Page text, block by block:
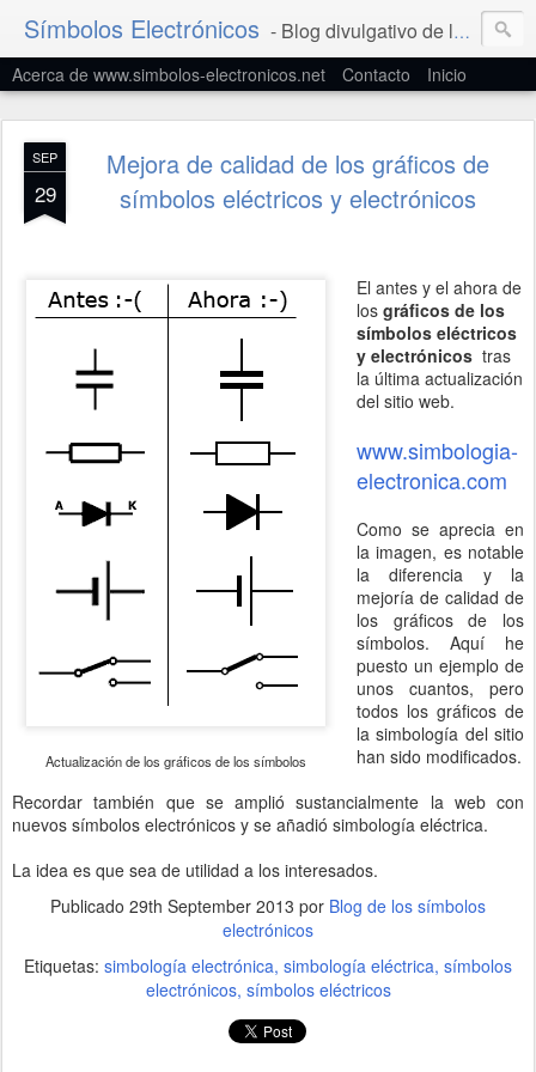
Símbolos Electrónicos - Blog divulgativo de la Simbología Eléctrica y Electrónica
Acerca de www.simbolos-electronicos.net Contacto Inicio
SEP
29
Mejora de calidad de los gráficos de
símbolos eléctricos y electrónicos
Actualización de los gráficos de los símbolos
El antes y el ahora de
los gráficos de los
símbolos eléctricos
y electrónicos tras
la última actualización
del sitio web.
www.simbologia-
electronica.com
Como se aprecia en
la imagen, es notable
la diferencia y la
mejoría de calidad de
los gráficos de los
símbolos. Aquí he
puesto un ejemplo de
unos cuantos, pero
todos los gráficos de
la simbología del sitio
han sido modificados.
Recordar también que se amplió sustancialmente la web con
nuevos símbolos electrónicos y se añadió simbología eléctrica.
La idea es que sea de utilidad a los interesados.
Publicado 29th September 2013 por Blog de los símbolos
electrónicos
Etiquetas: simbología electrónica simbología eléctrica símbolos
electrónicos símbolos eléctricos